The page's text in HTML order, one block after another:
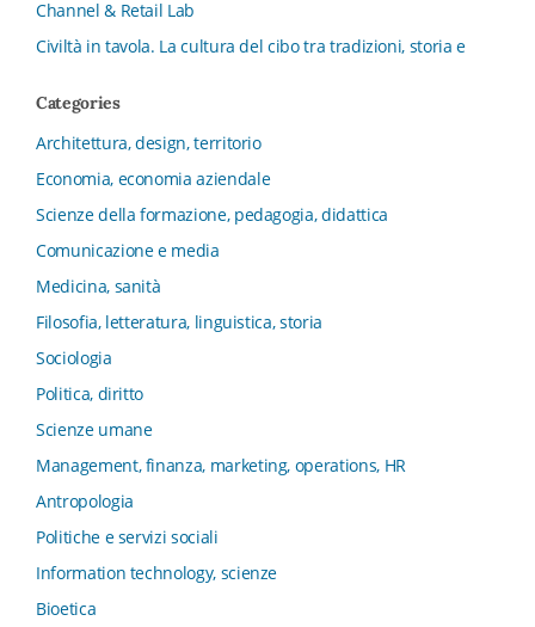
Channel & Retail Lab
Civiltà in tavola. La cultura del cibo tra tradizioni, storia e
Collana del Dipartimento di Scienze Aziendali, Management
dell’Economia Università di Bologna
Collana di Clinica della formazione
Collana di Ragioneria ed Economia Aziendale - SIDREA
Collana di Storia delle istituzioni educative e della
Letteratura per l’Infanzia
Collana di Studi e Ricerche Aziendali
Collana ISMU
Collana Tendenze Salute e Sanità ETS
Computational Social Science
Comunicazione, Istituzioni, Mutamento Sociale
Condivisione del sapere nel servizio sociale
Conoscenza, formazione, tecnologie
Categories
Architettura, design, territorio
Economia, economia aziendale
Scienze della formazione, pedagogia, didattica
Comunicazione e media
Medicina, sanità
Filosofia, letteratura, linguistica, storia
Sociologia
Politica, diritto
Scienze umane
Management, finanza, marketing, operations, HR
Antropologia
Politiche e servizi sociali
Information technology, scienze
Bioetica